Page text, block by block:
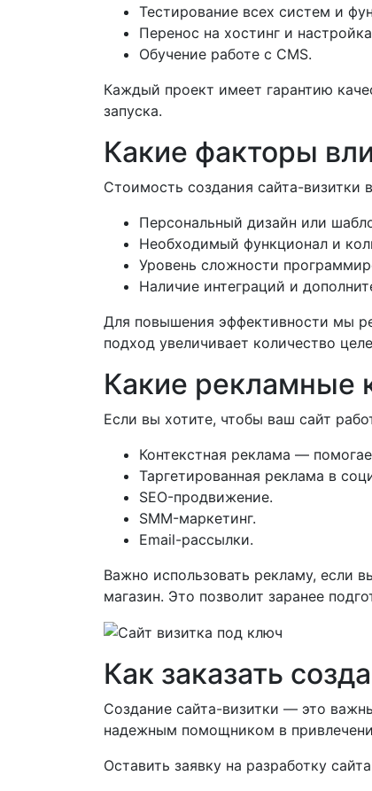
Тестирование всех систем и
Перенос на хостинг и
Обучение работе с CMS.
Каждый проект имеет гарантию
запуска.
Какие факторы
Стоимость создания сайта-визитки
Персональный дизайн или
Необходимый функционал и
Уровень сложности
Наличие интеграций и
Для повышения эффективности мы
подход увеличивает количество
Какие рекламные
Если вы хотите, чтобы ваш сайт
Контекстная реклама —
Таргетированная реклама в
SEO-продвижение.
SMM-маркетинг.
Email-рассылки.
Важно использовать рекламу, если
магазин. Это позволит заранее
Как заказать
Создание сайта-визитки — это
надежным помощником в
Оставить заявку на разработку